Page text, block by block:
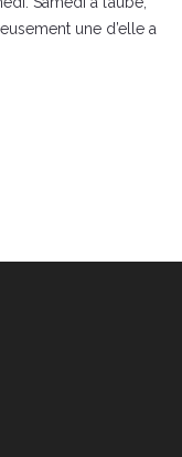
une d’elle a